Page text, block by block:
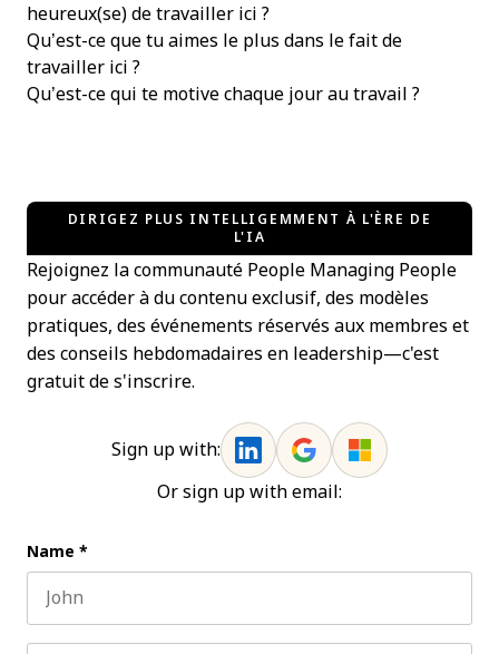
heureux(se) de travailler ici ?
Qu’est-ce que tu aimes le plus dans le fait de
travailler ici ?
Qu’est-ce qui te motive chaque jour au travail ?
DIRIGEZ PLUS INTELLIGEMMENT À L'ÈRE DE
L'IA
Rejoignez la communauté People Managing People
pour accéder à du contenu exclusif, des modèles
pratiques, des événements réservés aux membres et
des conseils hebdomadaires en leadership—c'est
gratuit de s'inscrire.
Sign up with:
Or sign up with email:
Name *